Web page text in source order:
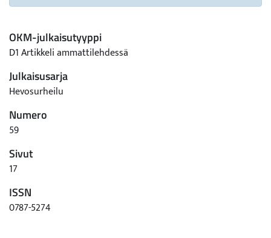
OKM-julkaisutyyppi
D1 Artikkeli ammattilehdessä
Julkaisusarja
Hevosurheilu
Numero
59
Sivut
17
ISSN
0787-5274